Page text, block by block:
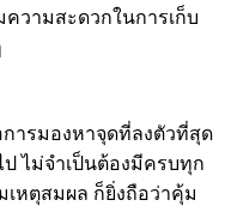
ความสะดวกในการเก็บ
ารมองหาจุดที่ลงตัวที่สุด
ไม่จำเป็นต้องมีครบทุก
เหตุสมผล ก็ยิ่งถือว่าคุ้ม